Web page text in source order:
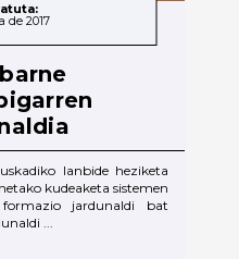
de 2017
lanbide heziketa
kudeaketa sistemen
jardunaldi bat
...